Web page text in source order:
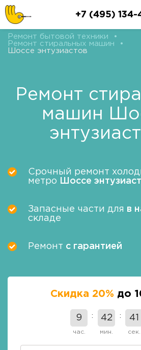
+7 (495) 134-
Ремонт бытовой техники
•
Ремонт стиральных машин
•
Шоссе энтузиастов
Ремонт
машин
Срочный ремонт
метро
Шоссе
Запасные части для в
складе
Ремонт с гарантией
Скидка 20% до
9
час.
42
мин.
40
сек.